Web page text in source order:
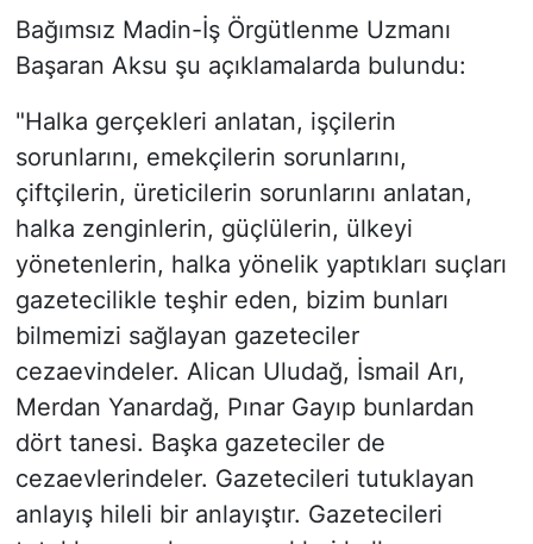
Bağımsız Madin-İş Örgütlenme Uzmanı
Başaran Aksu şu açıklamalarda bulundu:
"Halka gerçekleri anlatan, işçilerin
sorunlarını, emekçilerin sorunlarını,
çiftçilerin, üreticilerin sorunlarını anlatan,
halka zenginlerin, güçlülerin, ülkeyi
yönetenlerin, halka yönelik yaptıkları suçları
gazetecilikle teşhir eden, bizim bunları
bilmemizi sağlayan gazeteciler
cezaevindeler. Alican Uludağ, İsmail Arı,
Merdan Yanardağ, Pınar Gayıp bunlardan
dört tanesi. Başka gazeteciler de
cezaevlerindeler. Gazetecileri tutuklayan
anlayış hileli bir anlayıştır. Gazetecileri